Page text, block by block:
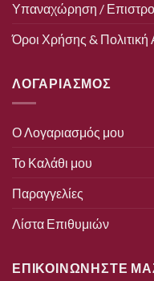
Υπαναχώρηση /
Όροι Χρήσης &
ΛΟΓΑΡΙΑΣΜΟΣ
Ο Λογαριασμός μου
Το Καλάθι μου
Παραγγελίες
Λίστα Επιθυμιών
ΕΠΙΚΟΙΝΩΝΗΣΤΕ